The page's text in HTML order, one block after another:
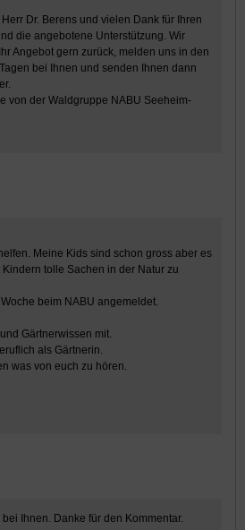
Dr. Berens und vielen Dank für Ihren
die angebotene Unterstützung. Wir
Angebot gern zurück, melden uns in den
bei Ihnen und senden Ihnen dann
von der Waldgruppe NABU Seeheim-
Meine Kids sind schon gross aber es
tolle Sachen in der Natur zu
beim NABU angemeldet.
Gärtnerwissen mit.
als Gärtnerin.
was von euch zu hören.
Ihnen. Danke für den Kommentar.